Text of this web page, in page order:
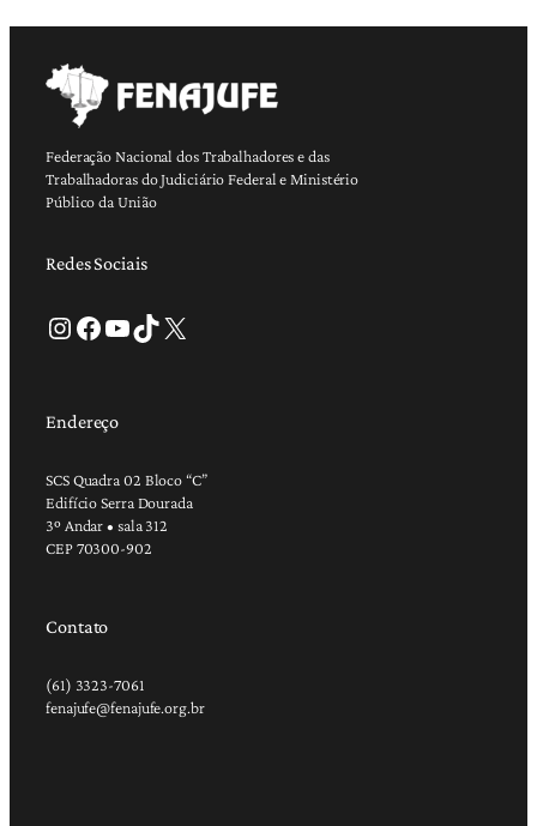
Federação Nacional dos Trabalhadores e das
Trabalhadoras do Judiciário Federal e Ministério
Público da União
Redes Sociais
Instagram Facebook Youtube TikTok X
Endereço
SCS Quadra 02 Bloco “C”
Edifício Serra Dourada
3º Andar • sala 312
CEP 70300-902
Contato
(61) 3323-7061
fenajufe@fenajufe.org.br